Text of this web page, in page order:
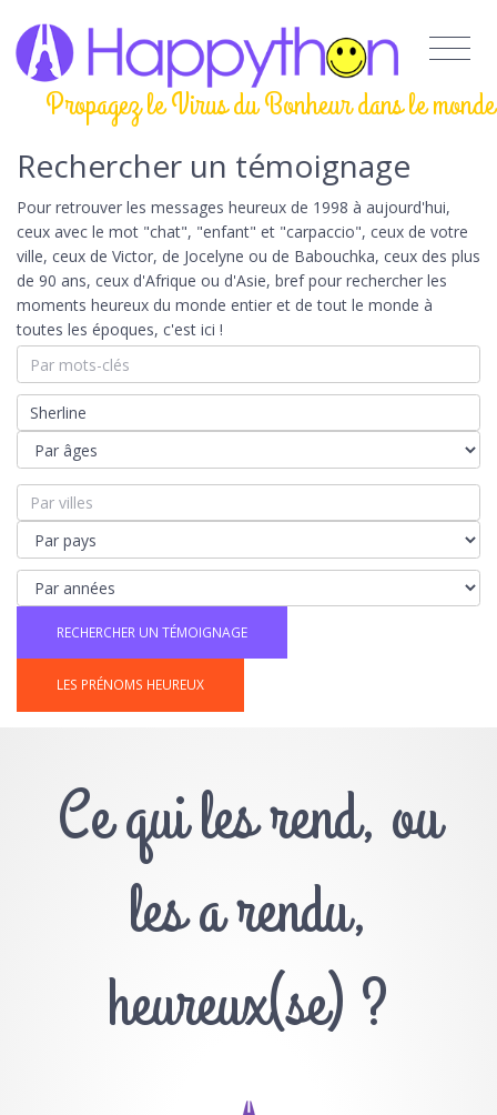
Propagez le Virus du Bonheur dans le monde
Rechercher un témoignage
Pour retrouver les messages heureux de 1998 à aujourd'hui,
ceux avec le mot "chat", "enfant" et "carpaccio", ceux de votre
ville, ceux de Victor, de Jocelyne ou de Babouchka, ceux des plus
de 90 ans, ceux d'Afrique ou d'Asie, bref pour rechercher les
moments heureux du monde entier et de tout le monde à
toutes les époques, c'est ici !
LES PRÉNOMS HEUREUX
Ce qui les rend, ou
les a rendu,
heureux(se) ?